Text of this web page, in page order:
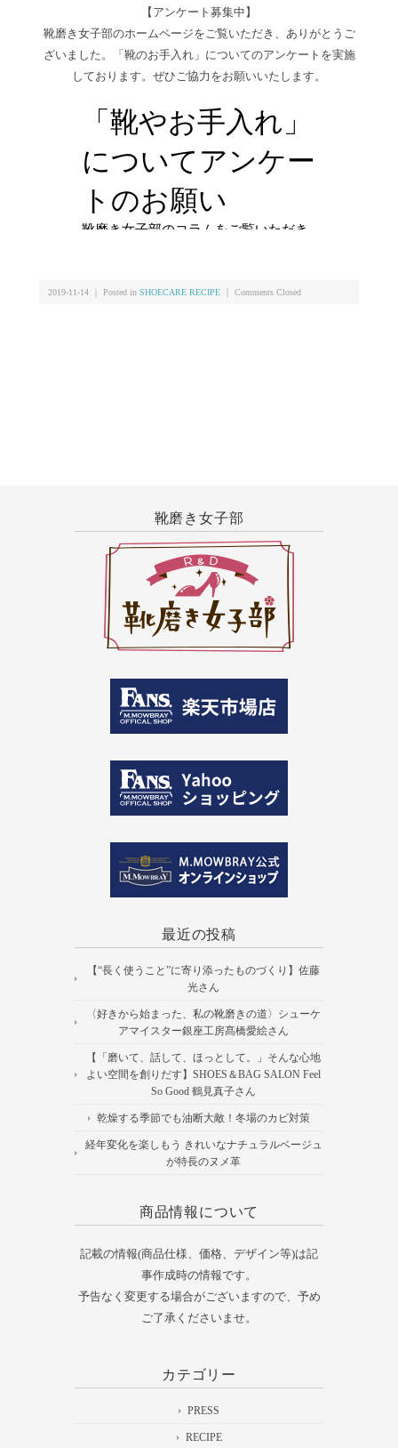
【アンケート募集中】
靴磨き女子部のホームページをご覧いただき、ありがとうご
ざいました。「靴のお手入れ」についてのアンケートを実施
しております。ぜひご協力をお願いいたします。
2019-11-14 ｜ Posted in SHOECARE RECIPE Comments Closed
靴磨き女子部
最近の投稿
【“長く使うこと”に寄り添ったものづくり】佐藤
光さん
〈好きから始まった、私の靴磨きの道〉シューケ
アマイスター銀座工房髙橋愛絵さん
【「磨いて、話して、ほっとして。」そんな心地
よい空間を創りだす】SHOES＆BAG SALON Feel
So Good 鶴見真子さん
乾燥する季節でも油断大敵！冬場のカビ対策
経年変化を楽しもう きれいなナチュラルベージュ
が特長のヌメ革
商品情報について
記載の情報(商品仕様、価格、デザイン等)は記
事作成時の情報です。
予告なく変更する場合がございますので、予め
ご了承くださいませ。
カテゴリー
PRESS
RECIPE